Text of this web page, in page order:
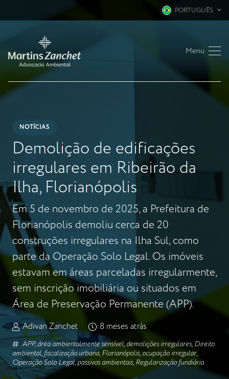
PORTUGUÊS
Menu
NOTÍCIAS
Demolição de edificações
irregulares em Ribeirão da
Ilha, Florianópolis
Em 5 de novembro de 2025, a Prefeitura de
Florianópolis demoliu cerca de 20
construções irregulares na Ilha Sul, como
parte da Operação Solo Legal. Os imóveis
estavam em áreas parceladas irregularmente,
sem inscrição imobiliária ou situados em
Área de Preservação Permanente (APP).
Adivan Zanchet 8 meses atrás
APP,área ambientalmente sensível,demolições irregulares,Direito
ambiental,fiscalização urbana,Florianópolis,ocupação irregular,
Operação Solo Legal,passivos ambientais,Regularização fundiária